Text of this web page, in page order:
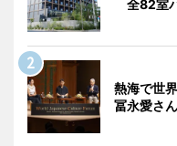
全82室
熱海で世
冨永愛さ